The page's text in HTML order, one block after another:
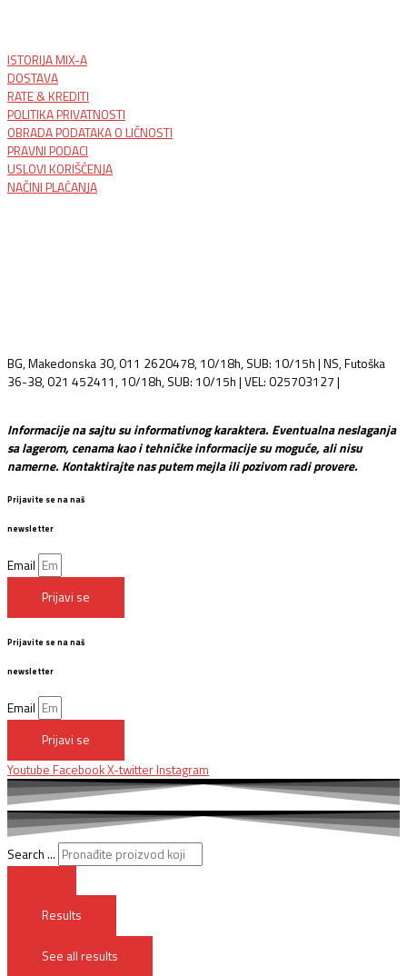
ISTORIJA MIX-A
DOSTAVA
RATE & KREDITI
POLITIKA PRIVATNOSTI
OBRADA PODATAKA O LIČNOSTI
PRAVNI PODACI
USLOVI KORIŠĆENJA
NAČINI PLAĆANJA
BG, Makedonska 30, 011 2620478, 10/18h, SUB: 10/15h | NS, Futoška
36-38, 021 452411, 10/18h, SUB: 10/15h | VEL: 025703127 |
Informacije na sajtu su informativnog karaktera. Eventualna neslaganja
sa lagerom, cenama kao i tehničke informacije su moguće, ali nisu
namerne. Kontaktirajte nas putem mejla ili pozivom radi provere.
Prijavite se na naš
newsletter
Email
Prijavi se
Prijavite se na naš
newsletter
Email
Prijavi se
Youtube FacebookX-twitter Instagram
Search ...
Results
See all results